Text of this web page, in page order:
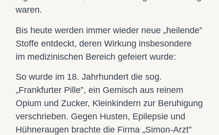
waren.
Bis heute werden immer wieder neue „heilende”
Stoffe entdeckt, deren Wirkung insbesondere
im medizinischen Bereich gefeiert wurde:
So wurde im 18. Jahrhundert die sog.
„Frankfurter Pille”, ein Gemisch aus reinem
Opium und Zucker, Kleinkindern zur Beruhigung
verschrieben. Gegen Husten, Epilepsie und
Hühneraugen brachte die Firma „Simon-Arzt”